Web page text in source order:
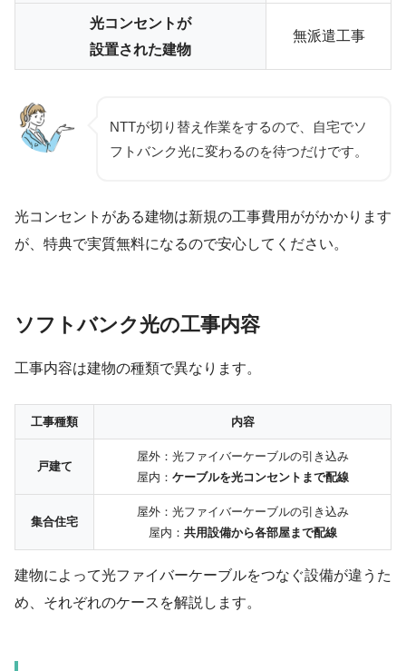
光コンセントが
設置された建物
無派遣工事
NTTが切り替え作業をするので、自宅でソ
フトバンク光に変わるのを待つだけです。
光コンセントがある建物は新規の工事費用ががかかります
が、特典で実質無料になるので安心してください。
ソフトバンク光の工事内容
工事内容は建物の種類で異なります。
工事種類 内容
戸建て
屋外：光ファイバーケーブルの引き込み
屋内： ケーブルを光コンセントまで配線
集合住宅
屋外：光ファイバーケーブルの引き込み
屋内： 共用設備から各部屋まで配線
建物によって光ファイバーケーブルをつなぐ設備が違うた
め、それぞれのケースを解説します。